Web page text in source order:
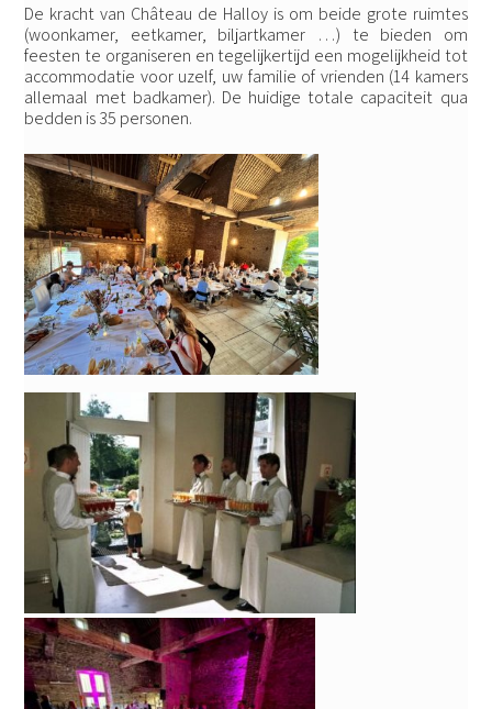
De kracht van Château de Halloy is om beide grote ruimtes
(woonkamer, eetkamer, biljartkamer …) te bieden om
feesten te organiseren en tegelijkertijd een mogelijkheid tot
accommodatie voor uzelf, uw familie of vrienden (14 kamers
allemaal met badkamer). De huidige totale capaciteit qua
bedden is 35 personen.